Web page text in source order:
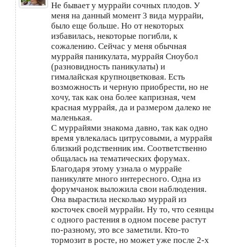
Не бывает у муррайи сочных плодов. У
меня на данный момент 3 вида муррайи,
было еще больше. Но от некоторых
избавилась, некоторые погибли, к
сожалению. Сейчас у меня обычная
муррайя паникулата, муррайя Сноубол
(разновидность паникулаты) и
гималайская крупноцветковая. Есть
возможность и черную приобрести, но не
хочу, так как она более капризная, чем
красная муррайя, да и размером далеко не
маленькая.
С муррайями знакома давно, так как одно
время увлекалась цитрусовыми, а муррайя
близкий родственник им. Соответственно
общалась на тематических форумах.
Благодаря этому узнала о муррайе
паникуляте много интересного. Одна из
форумчанок выложила свои наблюдения.
Она вырастила несколько муррай из
косточек своей муррайи. Ну то, что сеянцы
с одного растения в одном посеве растут
по-разному, это все заметили. Кто-то
тормозит в росте, но может уже после 2-х